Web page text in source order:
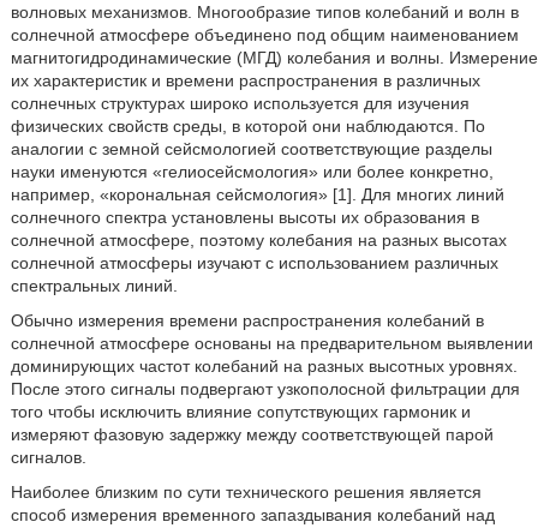
волновых механизмов. Многообразие типов колебаний и волн в
солнечной атмосфере объединено под общим наименованием
магнитогидродинамические (МГД) колебания и волны. Измерение
их характеристик и времени распространения в различных
солнечных структурах широко используется для изучения
физических свойств среды, в которой они наблюдаются. По
аналогии с земной сейсмологией соответствующие разделы
науки именуются «гелиосейсмология» или более конкретно,
например, «корональная сейсмология» [1]. Для многих линий
солнечного спектра установлены высоты их образования в
солнечной атмосфере, поэтому колебания на разных высотах
солнечной атмосферы изучают с использованием различных
спектральных линий.
Обычно измерения времени распространения колебаний в
солнечной атмосфере основаны на предварительном выявлении
доминирующих частот колебаний на разных высотных уровнях.
После этого сигналы подвергают узкополосной фильтрации для
того чтобы исключить влияние сопутствующих гармоник и
измеряют фазовую задержку между соответствующей парой
сигналов.
Наиболее близким по сути технического решения является
способ измерения временного запаздывания колебаний над